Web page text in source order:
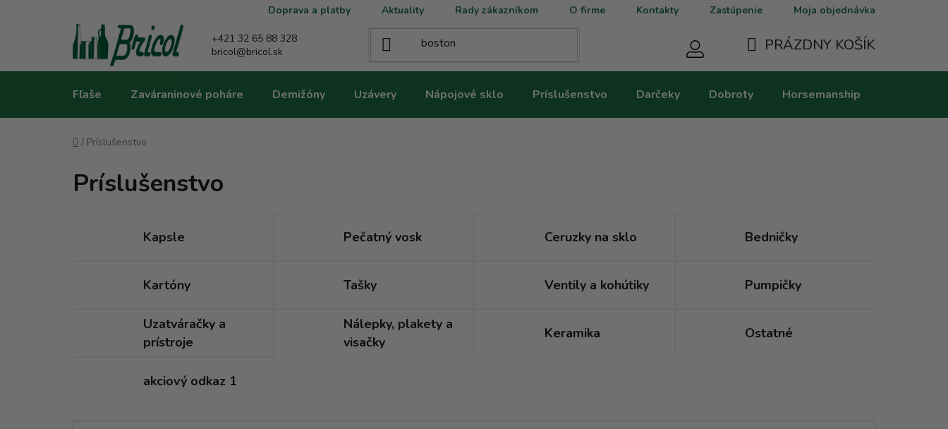
Doprava a platby Aktuality Rady zákazníkom O firme Kontakty Zastúpenie Moja objednávka
+421 32 65 88 328
bricol@bricol.sk
KOŠÍK
PRÁZDNY KOŠÍK
Fľaše Zaváraninové poháre Demižóny Uzávery Nápojové sklo Príslušenstvo Darčeky Dobroty Horsemanship
Domov
/ Príslušenstvo
Príslušenstvo
Kapsle Pečatný vosk Ceruzky na sklo Bedničky
Kartóny Tašky Ventily a kohútiky Pumpičky
Uzatváračky a
prístroje
Nálepky, plakety a
visačky
Keramika Ostatné
akciový odkaz 1